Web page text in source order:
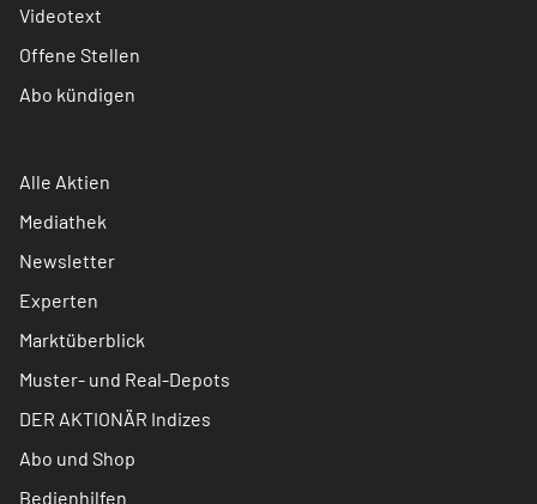
Videotext
Offene Stellen
Abo kündigen
Alle Aktien
Mediathek
Newsletter
Experten
Marktüberblick
Muster- und Real-Depots
DER AKTIONÄR Indizes
Abo und Shop
Bedienhilfen